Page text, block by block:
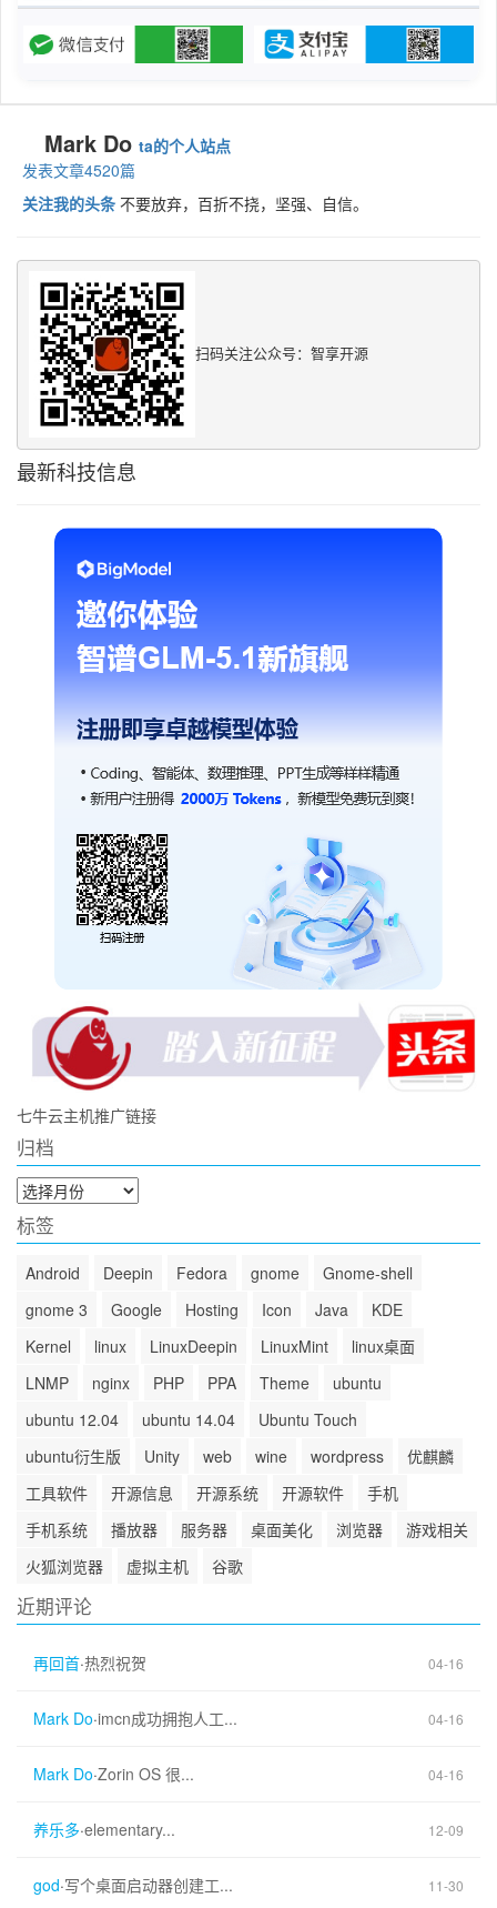
Mark Do ta的个人站点
发表文章4520篇
关注我的头条 不要放弃，百折不挠，坚强、自信。
扫码关注公众号：智享开源
最新科技信息
七牛云主机推广链接
归档
归
档
标签
Android Deepin Fedora gnome
Gnome-shell
gnome 3
Google Hosting Icon Java
KDE
Kernel
linux LinuxDeepin LinuxMint
linux桌面
LNMP
nginx PHP PPA Theme
ubuntu
ubuntu 12.04
ubuntu 14.04
Ubuntu Touch
ubuntu衍生版
Unity web wine wordpress
优麒麟
工具软件
开源信息 开源系统 开源软件
手机
手机系统
播放器 服务器 桌面美化 浏览器
游戏相关
火狐浏览器
虚拟主机 谷歌
近期评论
再回首·热烈祝贺 04-16
Mark Do·imcn成功拥抱人工... 04-16
Mark Do·Zorin OS 很... 04-16
养乐多·elementary... 12-09
god·写个桌面启动器创建工... 11-30